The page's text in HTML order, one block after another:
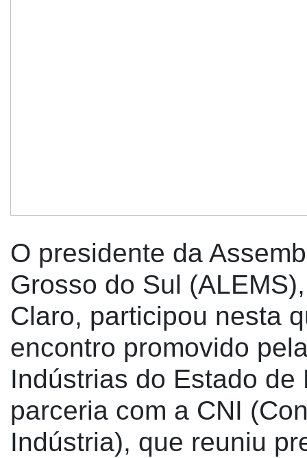
O presidente da
Grosso do Sul
Claro, participou nesta
encontro promovido
Indústrias do Estado
parceria com a CNI
Indústria), que reuniu